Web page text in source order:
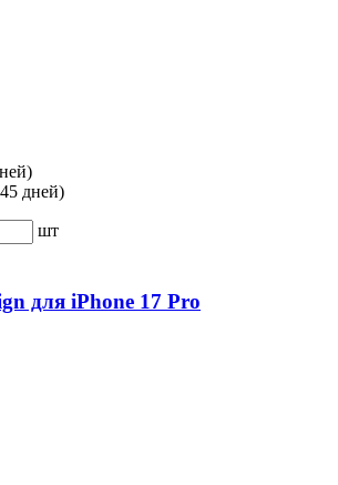
дней)
шт
для iPhone 17 Pro